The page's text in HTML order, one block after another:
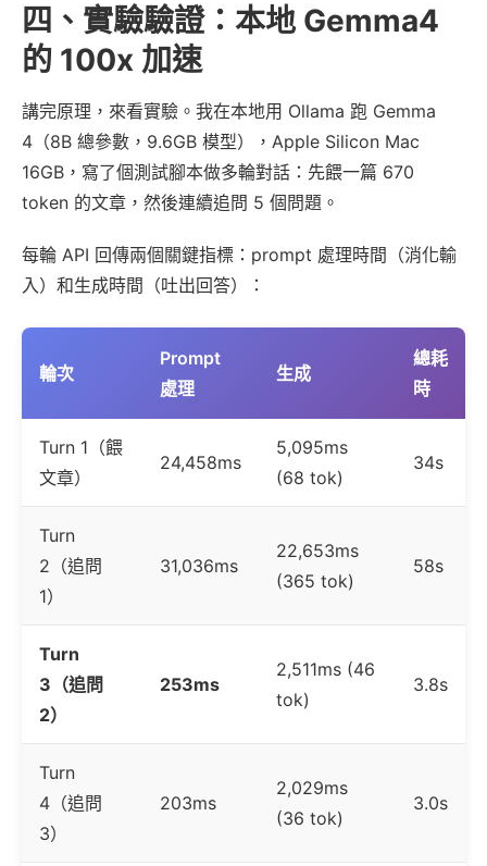
四、實驗驗證：本地 Gemma4
的 100x 加速
講完原理，來看實驗。我在本地用 Ollama 跑 Gemma
4（8B 總參數，9.6GB 模型），Apple Silicon Mac
16GB，寫了個測試腳本做多輪對話：先餵一篇 670
token 的文章，然後連續追問 5 個問題。
每輪 API 回傳兩個關鍵指標：prompt 處理時間（消化輸
入）和生成時間（吐出回答）：
輪次
Prompt
處理
生成
總耗
時
Turn 1（餵
文章）
24,458ms
5,095ms
(68 tok)
34s
Turn
2（追問
1）
31,036ms
22,653ms
(365 tok)
58s
Turn
3（追問
2）
253ms
2,511ms (46
tok)
3.8s
Turn
4（追問
3）
203ms
2,029ms
(36 tok)
3.0s